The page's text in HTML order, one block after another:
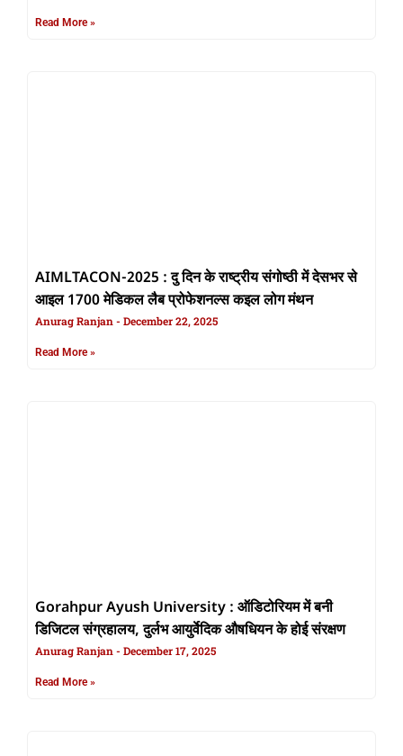
Read More »
AIMLTACON-2025 : दु दिन के राष्ट्रीय संगोष्ठी में देसभर से
आइल 1700 मेडिकल लैब प्रोफेशनल्स कइल लोग मंथन
Anurag Ranjan December 22, 2025
Read More »
Gorahpur Ayush University : ऑडिटोरियम में बनी
डिजिटल संग्रहालय, दुर्लभ आयुर्वेदिक औषधियन के होई संरक्षण
Anurag Ranjan December 17, 2025
Read More »